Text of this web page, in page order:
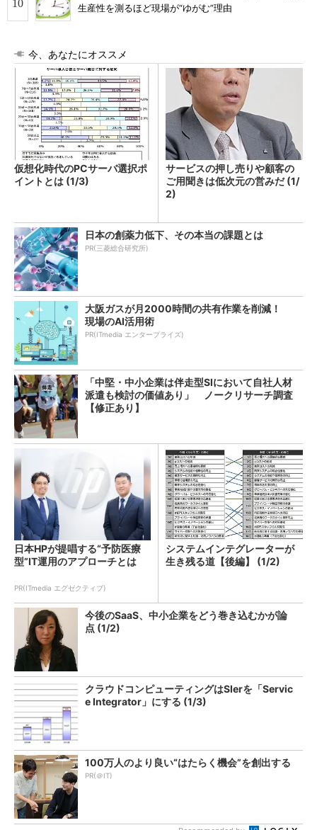
生産性を測るほど現場が“ゆがむ”理由
今、あなたにオススメ
仮想化時代のPCサーバ選択ポ
イントとは (1/3)
サービスの押し売りや顧客の
ご用聞きは低次元の営みだ (1/
2)
日本の創薬力低下、その本当の課題とは
PR(三菱総合研究所)
大阪ガスが月2000時間の共有作業を削減！
現場のAI活用術
PR(ITmedia エンタープライズ)
「中堅・中小企業は伴走型SIにおいて自社人材
派遣も検討の価値あり」 ノークリサーチ調査
【修正あり】
日本HPが提唱する“予防医療
型”IT運用のアプローチとは
PR(ITmedia エグゼクティブ)
システムインテグレーターが
生き残る道【後編】 (1/2)
今後のSaaS、中小企業をどう巻き込むかが論
点 (1/2)
クラウドコンピューティングはSIerを「Servic
e Integrator」にする (1/3)
100万人のより良い“はたらく機会”を創出する
PR(＠IT)